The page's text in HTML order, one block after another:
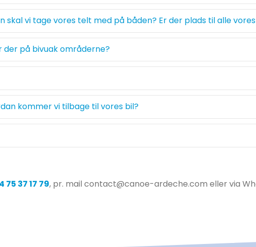
skal vi tage vores telt med på båden? Er der plads til alle
der på bivuak områderne?
kommer vi tilbage til vores bil?
75 37 17 79, pr. mail contact@canoe-ardeche.com eller via